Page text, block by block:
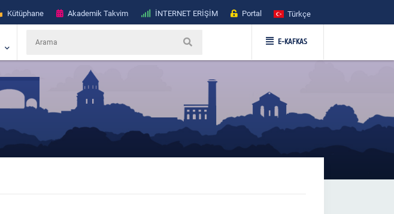
Kütüphane Akademik Takvim İNTERNET ERİŞİM Portal Türkçe
E-KAFKAS